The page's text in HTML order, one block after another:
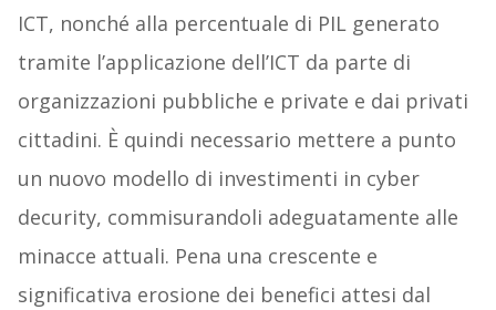
ICT, nonché alla percentuale di PIL generato
tramite l’applicazione dell’ICT da parte di
organizzazioni pubbliche e private e dai privati
cittadini. È quindi necessario mettere a punto
un nuovo modello di investimenti in cyber
decurity, commisurandoli adeguatamente alle
minacce attuali. Pena una crescente e
significativa erosione dei benefici attesi dal